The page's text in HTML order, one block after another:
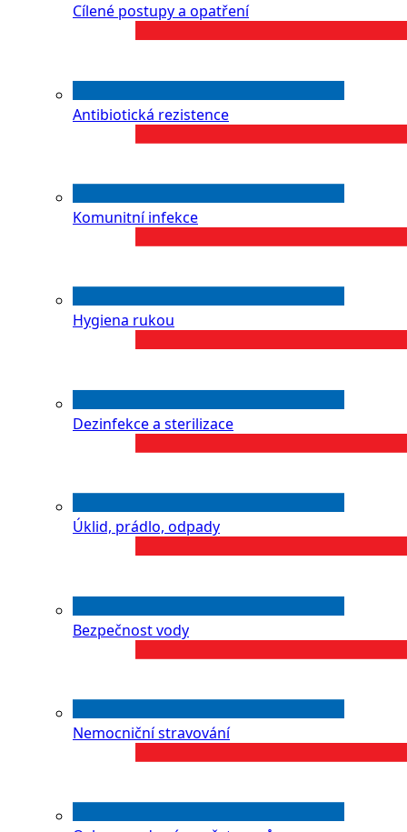
Cílené postupy a opatření
Antibiotická rezistence
Komunitní infekce
Hygiena rukou
Dezinfekce a sterilizace
Úklid, prádlo, odpady
Bezpečnost vody
Nemocniční stravování